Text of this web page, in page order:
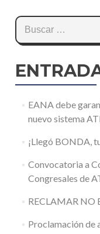
Buscar:
EANA debe
nuevo sistema
¡Llegó BONDA,
Convocatoria a
Congresales de
RECLAMAR NO
Proclamación de